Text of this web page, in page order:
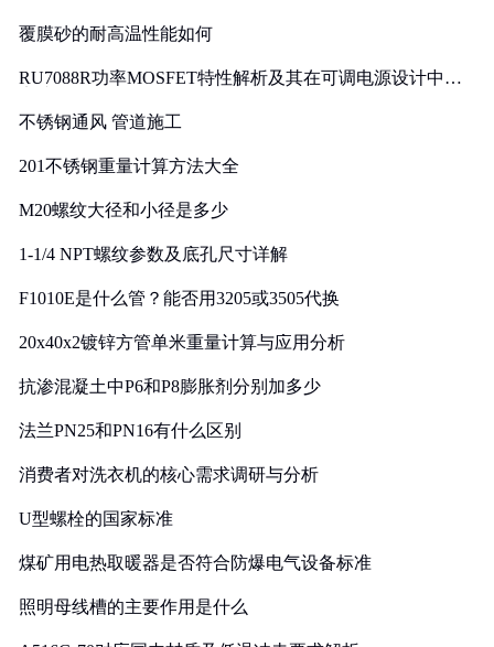
覆膜砂的耐高温性能如何
RU7088R功率MOSFET特性解析及其在可调电源设计中的
不锈钢通风 管道施工
201不锈钢重量计算方法大全
M20螺纹大径和小径是多少
1-1/4 NPT螺纹参数及底孔尺寸详解
F1010E是什么管？能否用3205或3505代换
20x40x2镀锌方管单米重量计算与应用分析
抗渗混凝土中P6和P8膨胀剂分别加多少
法兰PN25和PN16有什么区别
消费者对洗衣机的核心需求调研与分析
U型螺栓的国家标准
煤矿用电热取暖器是否符合防爆电气设备标准
照明母线槽的主要作用是什么